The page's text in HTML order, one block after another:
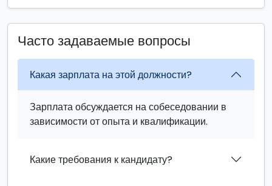
Часто задаваемые вопросы
Какая зарплата на этой должности?
Зарплата обсуждается на собеседовании в
зависимости от опыта и квалификации.
Какие требования к кандидату?